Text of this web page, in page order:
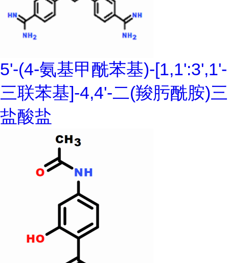
5'-(4-氨基甲酰苯基)-[1,1':3',1'-
三联苯基]-4,4'-二(羧肟酰胺)三
盐酸盐